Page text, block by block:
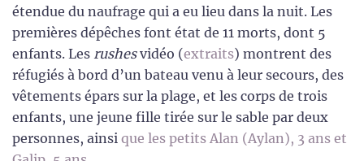
étendue du naufrage qui a eu lieu dans la nuit. Les
premières dépêches font état de 11 morts, dont 5
enfants. Les rushesvidéo (extraits) montrent des
réfugiés à bord d’un bateau venu à leur secours, des
vêtements épars sur la plage, et les corps de trois
enfants, une jeune fille tirée sur le sable par deux
personnes, ainsi que les petits Alan (Aylan), 3 ans et